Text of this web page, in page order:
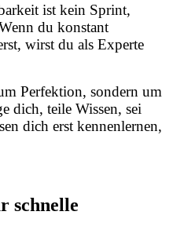
ist kein Sprint,
du konstant
wirst du als Experte
Perfektion, sondern um
dich, teile Wissen, sei
dich erst kennenlernen,
schnelle